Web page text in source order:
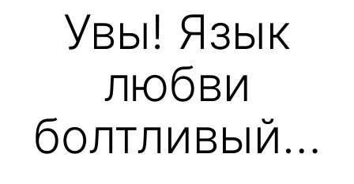
Увы! Язык
любви
болтливый…